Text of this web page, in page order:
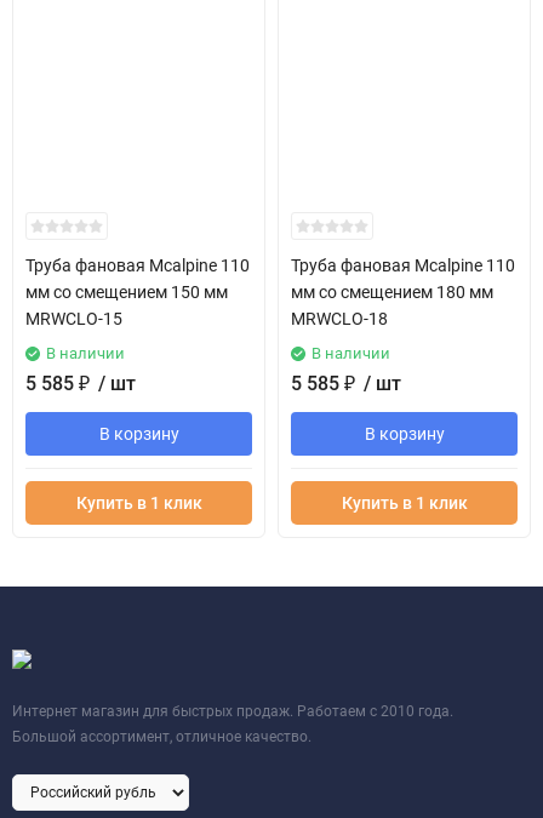
Труба фановая Mcalpine 110
мм со смещением 150 мм
MRWCLO-15
В наличии
5 585 ₽ / шт
В корзину
Купить в 1 клик
Труба фановая Mcalpine 110
мм со смещением 180 мм
MRWCLO-18
В наличии
5 585 ₽ / шт
В корзину
Купить в 1 клик
Интернет магазин для быстрых продаж. Работаем с 2010 года.
Большой ассортимент, отличное качество.